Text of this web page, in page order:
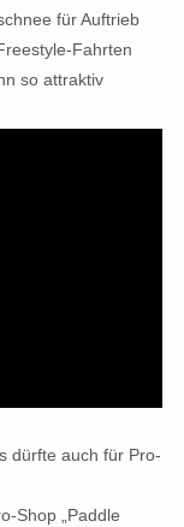
für Auftrieb
Fahrten
so attraktiv
dürfte auch für Pro-
Shop „Paddle